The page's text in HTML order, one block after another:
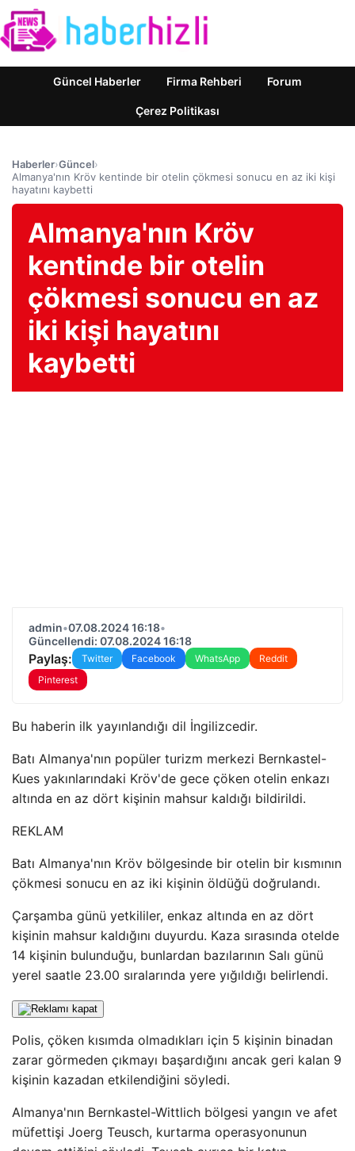
Güncel Haberler Firma Rehberi Forum
Çerez Politikası
Haberler›Güncel›
Almanya'nın Kröv kentinde bir otelin çökmesi sonucu en az iki kişi
hayatını kaybetti
Almanya'nın Kröv
kentinde bir otelin
çökmesi sonucu en az
iki kişi hayatını
kaybetti
admin•07.08.2024 16:18•
Güncellendi: 07.08.2024 16:18
Paylaş: Twitter Facebook WhatsApp
Reddit
Pinterest
Bu haberin ilk yayınlandığı dil İngilizcedir.
Batı Almanya'nın popüler turizm merkezi Bernkastel-
Kues yakınlarındaki Kröv'de gece çöken otelin enkazı
altında en az dört kişinin mahsur kaldığı bildirildi.
REKLAM
Batı Almanya'nın Kröv bölgesinde bir otelin bir kısmının
çökmesi sonucu en az iki kişinin öldüğü doğrulandı.
Çarşamba günü yetkililer, enkaz altında en az dört
kişinin mahsur kaldığını duyurdu. Kaza sırasında otelde
14 kişinin bulunduğu, bunlardan bazılarının Salı günü
yerel saatle 23.00 sıralarında yere yığıldığı belirlendi.
Polis, çöken kısımda olmadıkları için 5 kişinin binadan
zarar görmeden çıkmayı başardığını ancak geri kalan 9
kişinin kazadan etkilendiğini söyledi.
Almanya'nın Bernkastel-Wittlich bölgesi yangın ve afet
müfettişi Joerg Teusch, kurtarma operasyonunun